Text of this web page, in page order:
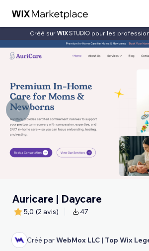
Créé sur pour les
Auricare | Daycare
5,0 (2 avis) 47
Créé parWebMox LLC | Top Wix